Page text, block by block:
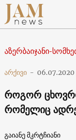
აზერბაიჯანი-
არქივი - 06.07.2020
როგორ
რომელიც
გაიანე მკრტჩიანი